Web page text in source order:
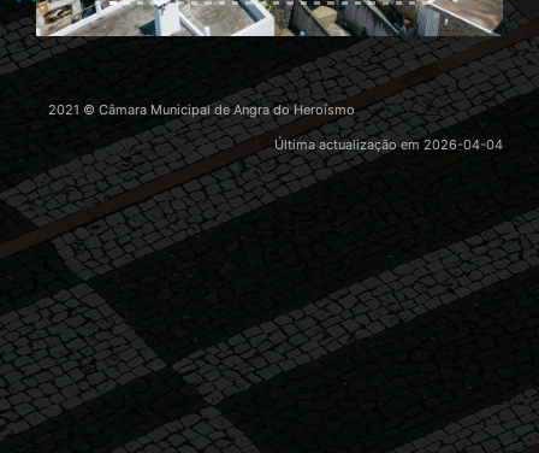
2021 © Câmara Municipal de Angra do Heroísmo
Última actualização em 2026-04-04